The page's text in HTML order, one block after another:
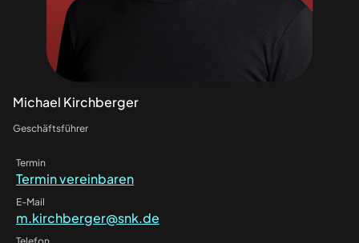
Michael Kirchberger
Geschäftsführer
Termin
Termin vereinbaren
E-Mail
m.kirchberger@snk.de